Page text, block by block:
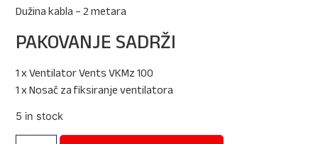
Dužina kabla – 2 metara
PAKOVANJE SADRŽI
1 x Ventilator Vents VKMz 100
1 x Nosač za fiksiranje ventilatora
5 in stock